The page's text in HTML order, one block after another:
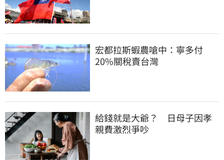
宏都拉斯蝦農嗆中：寧多付
20%關稅賣台灣
給錢就是大爺？　日母子因孝
親費激烈爭吵